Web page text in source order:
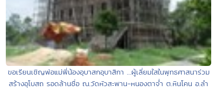
ขอเรียนเชิญพ่อแม่พี่น้องอุบาสกอุบาสิกา ...ผู้เลี่ยมใสในพุทธศาสนาร่วม
สร้างอุโบสถ รอดล้านชื่อ ณ.วัดหัวสะพาน-หนองตาจ่ำ ต.หินโคน อ.ลำ